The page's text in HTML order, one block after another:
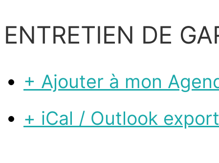
ENTRETIEN DE
+ Ajouter à mon
+ iCal / Outlook export